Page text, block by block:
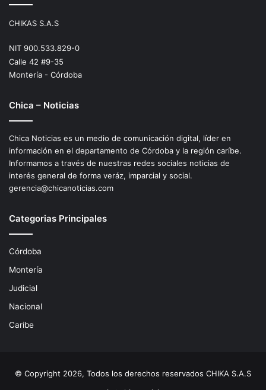
CHIKAS S.A.S
NIT 900.533.829-0
Calle 42 #9-35
Montería - Córdoba
Chica – Noticias
Chica Noticias es un medio de comunicación digital, líder en
información en el departamento de Córdoba y la región caríbe.
Informamos a través de nuestras redes sociales noticias de
interés general de forma veráz, imparcial y social.
gerencia@chicanoticias.com
Categorias Principales
Córdoba
Montería
Judicial
Nacional
Caribe
© Copyright 2026, Todos los derechos reservados CHIKA S.A.S